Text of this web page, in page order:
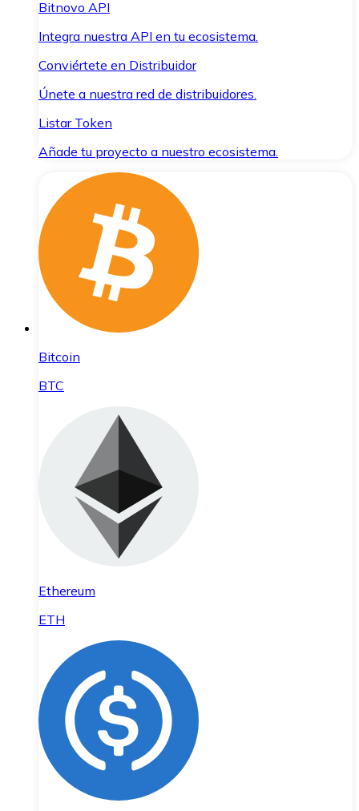
Bitnovo API
Integra nuestra API en tu ecosistema.
Conviértete en Distribuidor
Únete a nuestra red de distribuidores.
Listar Token
Añade tu proyecto a nuestro ecosistema.
Bitcoin
BTC
Ethereum
ETH